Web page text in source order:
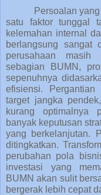
Persoalan
satu faktor tunggal
kelemahan internal
berlangsung sangat
perusahaan masih
sebagian BUMN,
sepenuhnya
efisiensi.
target jangka
kurang optimalnya
banyak keputusan
yang berkelanjutan.
ditingkatkan.
perubahan pola
investasi yang
BUMN akan sulit
bergerak lebih cepat